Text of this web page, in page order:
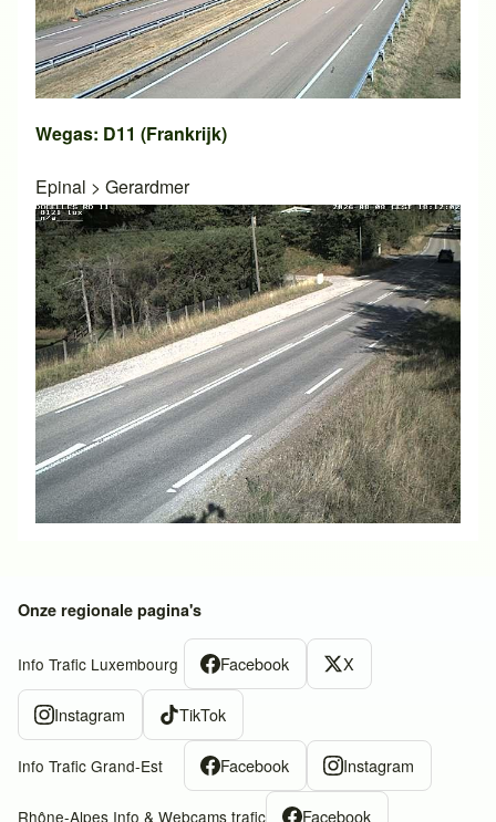
Wegas: D11 (Frankrijk)
Epinal > Gerardmer
Onze regionale pagina's
Info Trafic Luxembourg Facebook X
Instagram TikTok
Info Trafic Grand-Est Facebook Instagram
Rhône-Alpes Info & Webcams trafic Facebook